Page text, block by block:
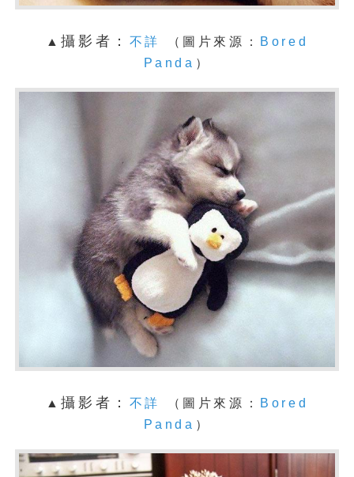
▲攝影者： 不詳 （圖片來源：
Bored
Panda ）
▲攝影者： 不詳 （圖片來源：
Bored
Panda ）